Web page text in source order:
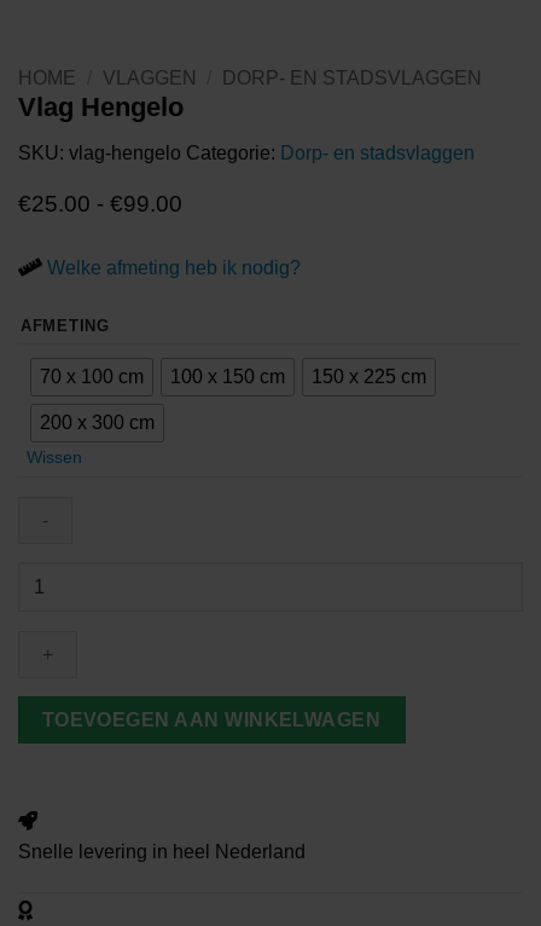
HOME VLAGGEN DORP- EN STADSVLAGGEN
Vlag Hengelo
SKU: vlag-hengelo Categorie: Dorp- en stadsvlaggen
€25.00 - €99.00
tot
Welke afmeting heb ik nodig?
AFMETING
70 x 100 cm 100 x 150 cm 150 x 225 cm
200 x 300 cm
Wissen
Vlag
TOEVOEGEN AAN WINKELWAGEN
Snelle levering in heel Nederland